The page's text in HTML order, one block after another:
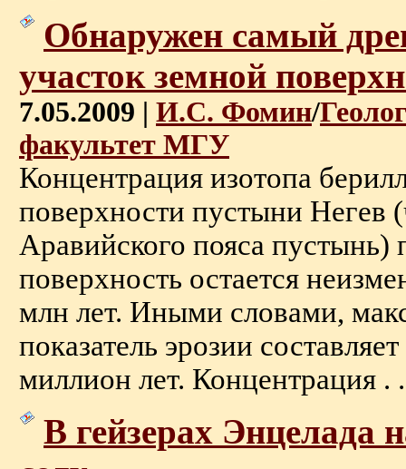
Обнаружен самый
участок земной
7.05.2009 | И.С. Фомин/
факультет МГУ
Концентрация изотопа
поверхности пустыни Негев
Аравийского пояса пустынь)
поверхность остается
млн лет. Иными словами,
показатель эрозии
миллион лет. Концентрация .
В гейзерах Энцелада